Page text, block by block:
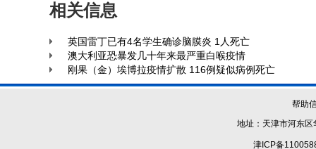
相关信息
英国雷丁已有4名学生确诊脑膜炎 1人死亡
澳大利亚恐暴发几十年来最严重白喉疫情
刚果（金）埃博拉疫情扩散 116例疑似病例死亡
帮助
地址：天津市河
津ICP备